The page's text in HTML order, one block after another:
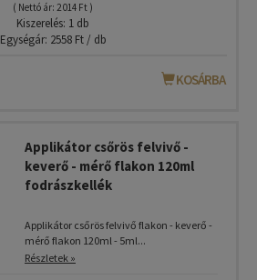
( Nettó ár: 2 014 Ft )
Kiszerelés: 1 db
Egységár: 2558 Ft / db
KOSÁRBA
Applikátor csőrös felvivő -
keverő - mérő flakon 120ml
fodrászkellék
Applikátor csőrös felvivő flakon - keverő -
mérő flakon 120ml - 5ml...
Részletek »